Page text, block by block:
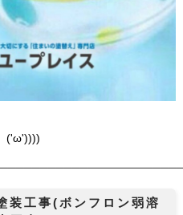
('ω'))))
工事(ボンフロン弱溶